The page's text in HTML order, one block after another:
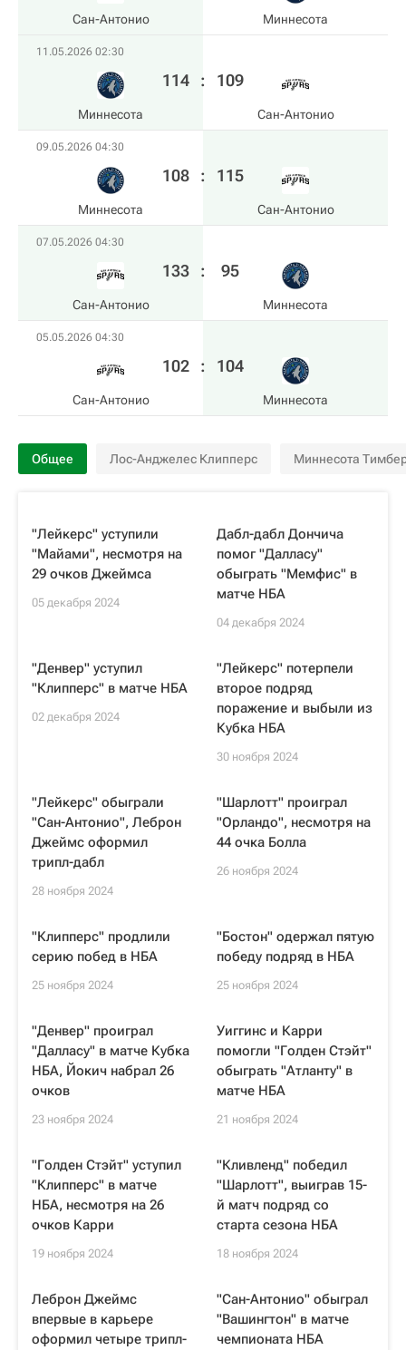
Сан-Антонио Миннесота
11.05.2026 02:30
Миннесота
114 : 109
Сан-Антонио
09.05.2026 04:30
Миннесота
108 : 115
Сан-Антонио
07.05.2026 04:30
Сан-Антонио
133 : 95
Миннесота
05.05.2026 04:30
Сан-Антонио
102 : 104
Миннесота
Общее Лос-Анджелес Клипперс Миннесота
"Лейкерс" уступили
"Майами", несмотря на
29 очков Джеймса
05 декабря 2024
Дабл-дабл Дончича
помог "Далласу"
обыграть "Мемфис" в
матче НБА
04 декабря 2024
"Денвер" уступил
"Клипперс" в матче НБА
02 декабря 2024
"Лейкерс" потерпели
второе подряд
поражение и выбыли из
Кубка НБА
30 ноября 2024
"Лейкерс" обыграли
"Сан-Антонио", Леброн
Джеймс оформил
трипл-дабл
28 ноября 2024
"Шарлотт" проиграл
"Орландо", несмотря на
44 очка Болла
26 ноября 2024
"Клипперс" продлили
серию побед в НБА
25 ноября 2024
"Бостон" одержал пятую
победу подряд в НБА
25 ноября 2024
"Денвер" проиграл
"Далласу" в матче Кубка
НБА, Йокич набрал 26
очков
23 ноября 2024
Уиггинс и Карри
помогли "Голден Стэйт"
обыграть "Атланту" в
матче НБА
21 ноября 2024
"Голден Стэйт" уступил
"Клипперс" в матче
НБА, несмотря на 26
очков Карри
19 ноября 2024
"Кливленд" победил
"Шарлотт", выиграв 15-
й матч подряд со
старта сезона НБА
18 ноября 2024
Леброн Джеймс
впервые в карьере
оформил четыре трипл-
"Сан-Антонио" обыграл
"Вашингтон" в матче
чемпионата НБА